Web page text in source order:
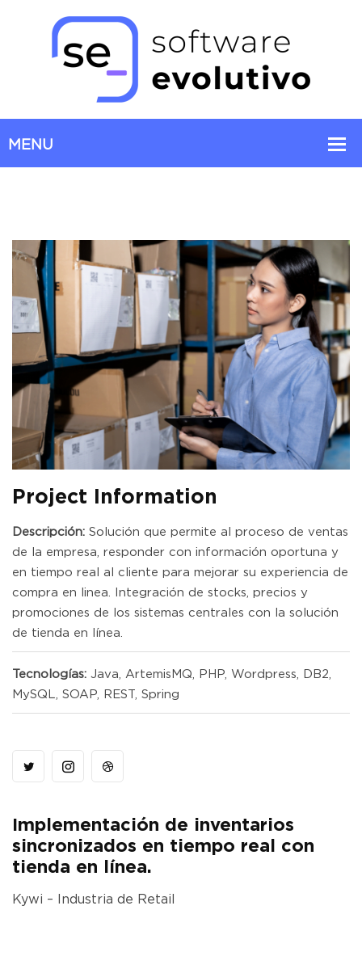
Project Information
Descripción: Solución que permite al proceso de ventas
de la empresa, responder con información oportuna y
en tiempo real al cliente para mejorar su experiencia de
compra en linea. Integración de stocks, precios y
promociones de los sistemas centrales con la solución
de tienda en línea.
Tecnologías: Java, ArtemisMQ, PHP, Wordpress, DB2,
MySQL, SOAP, REST, Spring
Implementación de inventarios
sincronizados en tiempo real con
tienda en línea.
Kywi – Industria de Retail